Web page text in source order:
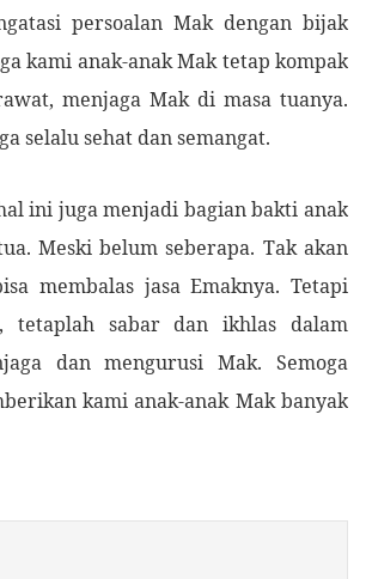
persoalan Mak dengan bijak
kami anak-anak Mak tetap kompak
menjaga Mak di masa tuanya.
selalu sehat dan semangat.
ini juga menjadi bagian bakti anak
Meski belum seberapa. Tak akan
membalas jasa Emaknya. Tetapi
tetaplah sabar dan ikhlas dalam
dan mengurusi Mak. Semoga
kami anak-anak Mak banyak